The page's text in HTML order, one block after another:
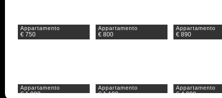
Appartamento
€ 750
Appartamento
€ 800
Appartamento
€ 890
Appartamento
€ 1.000
Appartamento
€ 1.100
Appartamento
€ 4.000